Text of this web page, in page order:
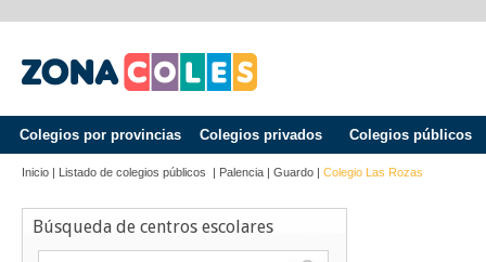
Colegios por provincias Colegios privados Colegios públicos
Inicio | Listado de colegios públicos | Palencia | Guardo | Colegio Las Rozas
Búsqueda de centros escolares